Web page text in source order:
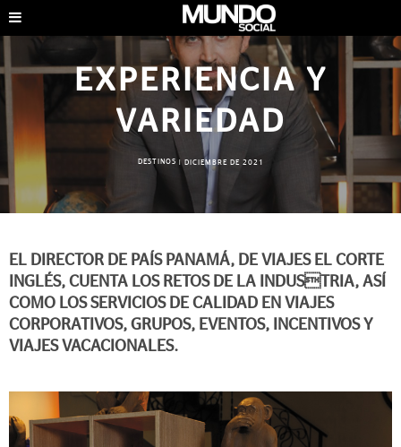
EXPERIENCIA Y
VARIEDAD
DESTINOS | DICIEMBRE DE 2021
EL DIRECTOR DE PAÍS PANAMÁ, DE VIAJES EL CORTE
INGLÉS, CUENTA LOS RETOS DE LA INDUSTRIA, ASÍ
COMO LOS SERVICIOS DE CALIDAD EN VIAJES
CORPORATIVOS, GRUPOS, EVENTOS, INCENTIVOS Y
VIAJES VACACIONALES.